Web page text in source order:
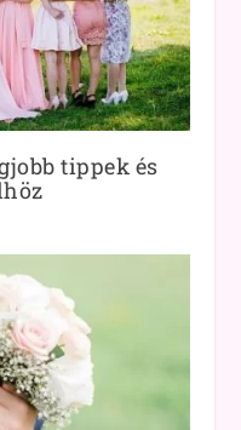
tippek és